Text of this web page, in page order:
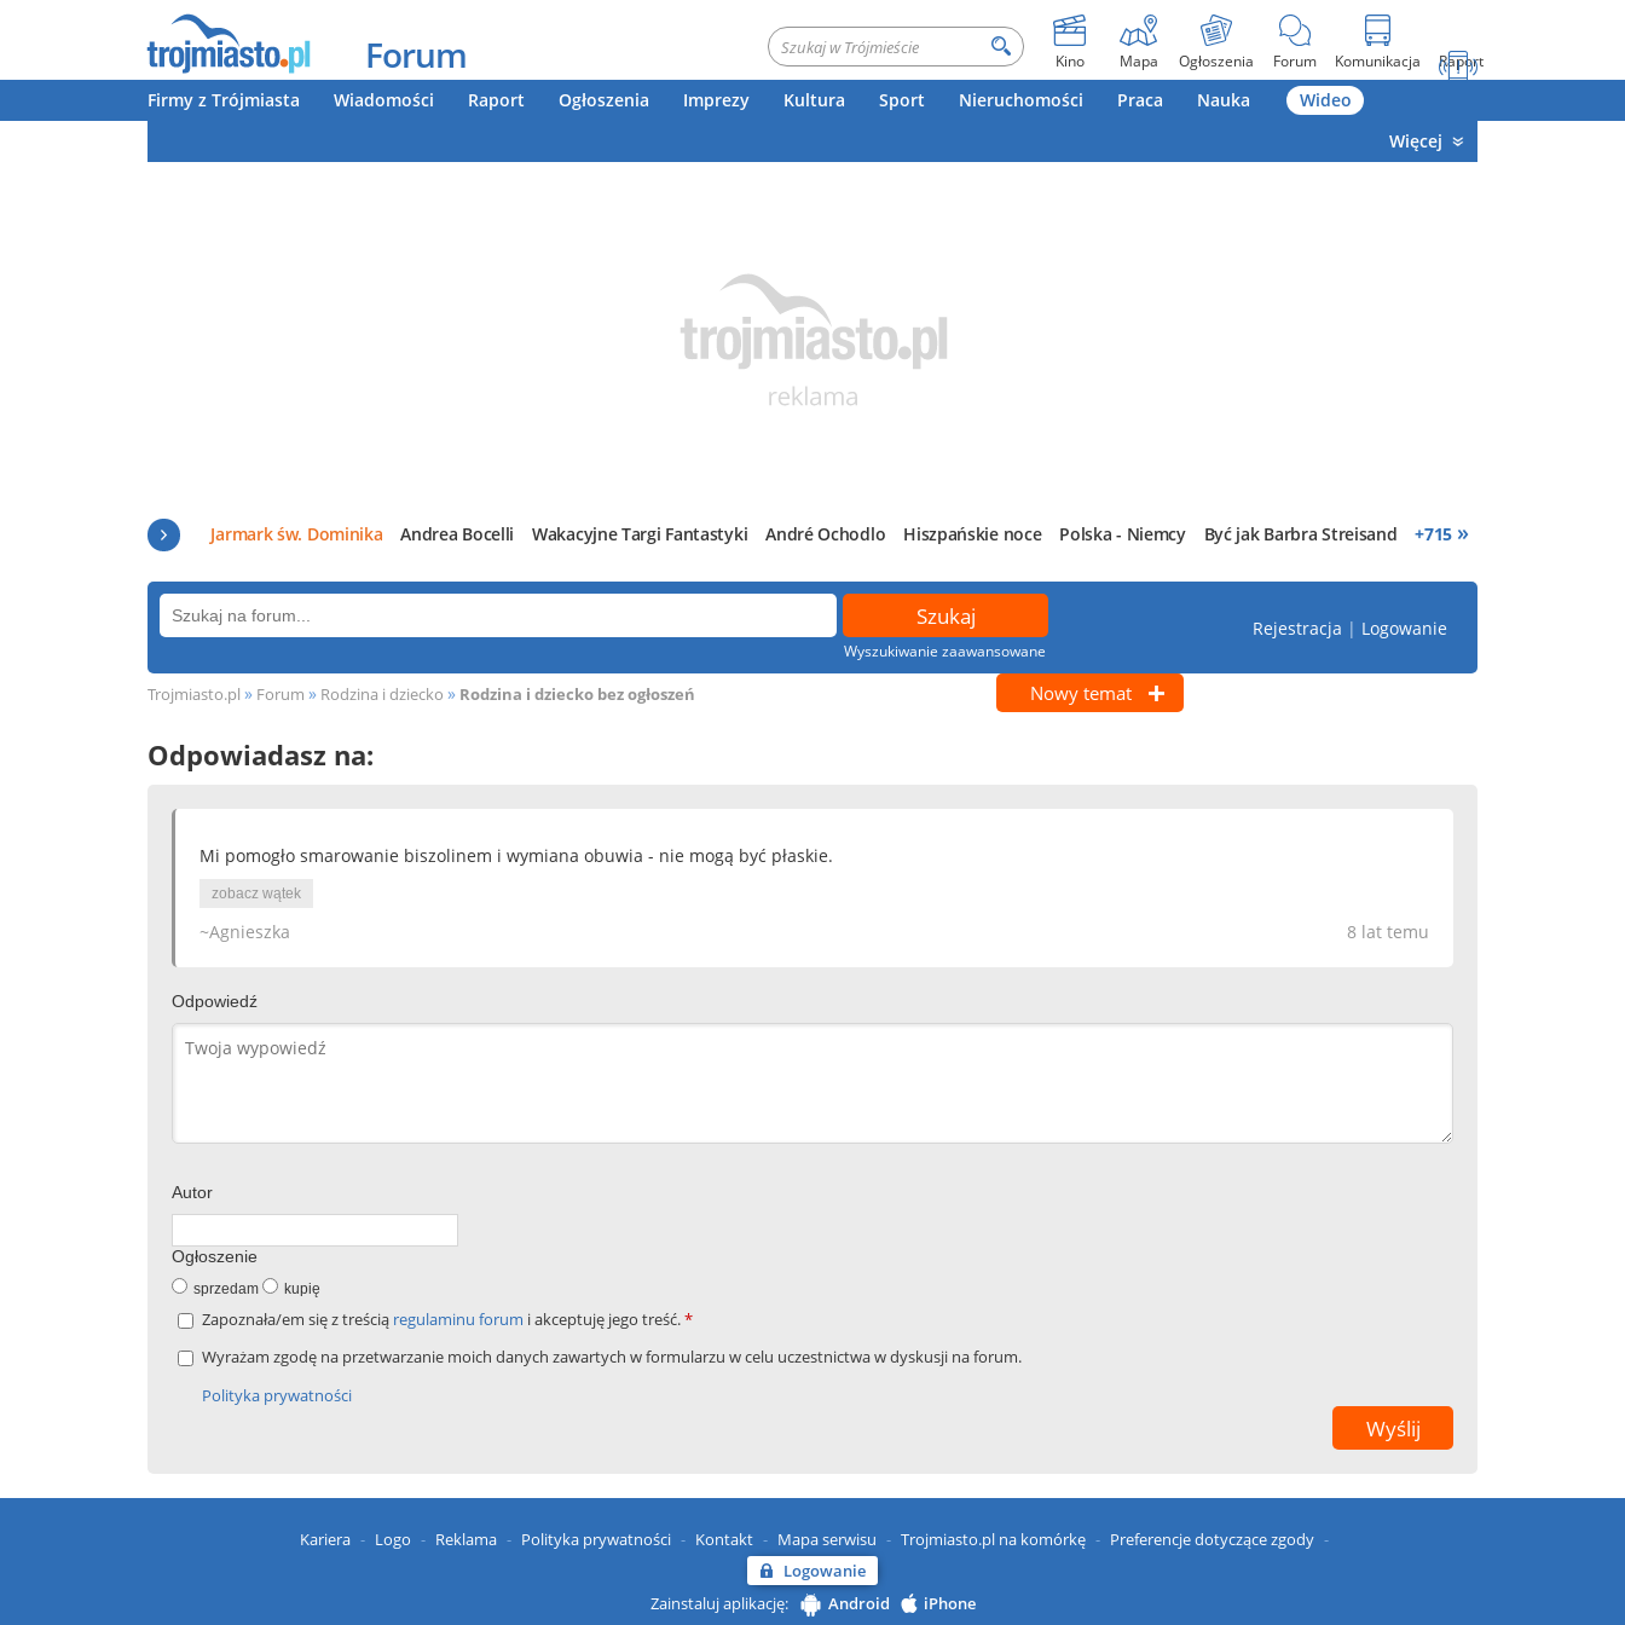
Forum Kino Mapa Ogłoszenia Forum Komunikacja Raport
Firmy z Trójmiasta Wiadomości Raport Ogłoszenia Imprezy Kultura Sport Nieruchomości Praca Nauka
Wideo
Więcej
Jarmark św. Dominika Andrea Bocelli Wakacyjne Targi Fantastyki André Ochodlo Hiszpańskie noce Polska - Niemcy Być jak Barbra Streisand +715 »
Wyszukiwanie zaawansowane
Rejestracja | Logowanie
Trojmiasto.pl » Forum » Rodzina i dziecko » Rodzina i dziecko bez ogłoszeń Nowy temat
Odpowiadasz na:
Mi pomogło smarowanie biszolinem i wymiana obuwia - nie mogą być płaskie.
zobacz wątek
8 lat temu
~Agnieszka
Odpowiedź
Autor
Ogłoszenie
sprzedam kupię
Zapoznała/em się z treścią regulaminu forum i akceptuję jego treść.*
Wyrażam zgodę na przetwarzanie moich danych zawartych w formularzu w celu uczestnictwa w dyskusji na forum.
Polityka prywatności
Kariera Logo Reklama Polityka prywatności Kontakt Mapa serwisu Trojmiasto.pl na komórkę
Preferencje dotyczące zgody
Logowanie
Zainstaluj aplikację:
Android iPhone